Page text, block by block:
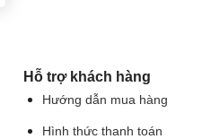
Hỗ trợ khách hàng
Hướng dẫn mua hàng
Hình thức thanh toán